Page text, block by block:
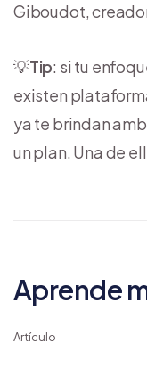
Giboudot,
💡Tip: si tu
existen
ya te brindan
un plan. Una de
Aprende
Artículo